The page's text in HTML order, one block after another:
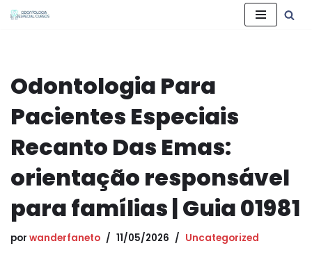
conteúdo
Odontologia Para
Pacientes Especiais
Recanto Das Emas:
orientação responsável
para famílias | Guia 01981
por wanderfaneto 11/05/2026 Uncategorized